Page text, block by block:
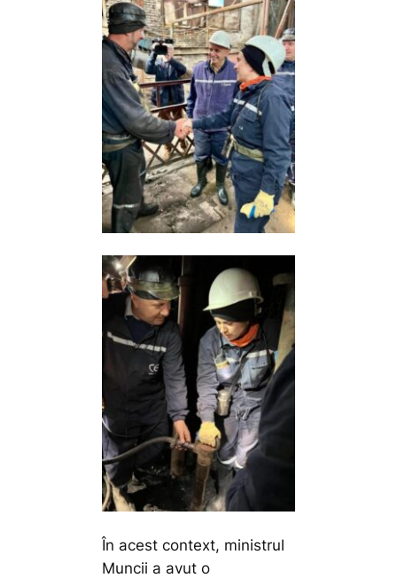
În acest context, ministrul
Muncii a avut o